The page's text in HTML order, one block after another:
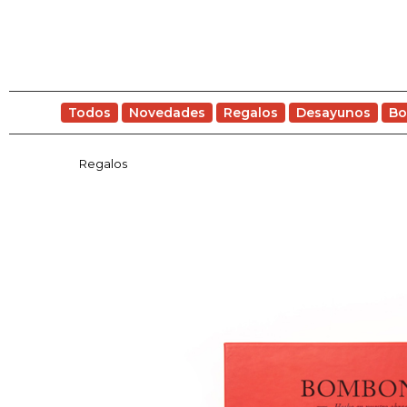
Todos Novedades Regalos Desayunos
Regalos